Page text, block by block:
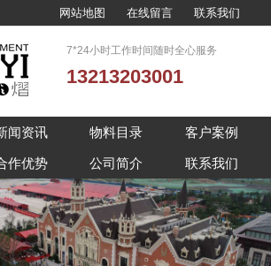
网站地图 在线留言 联系我们
7*24小时工作时间随时全心服务
13213203001
闻资讯 物料目录 客户案例
作优势 公司简介 联系我们